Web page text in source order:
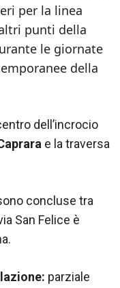
per la linea
punti della
le giornate
della
dell’incrocio
e la traversa
concluse tra
San Felice è
parziale